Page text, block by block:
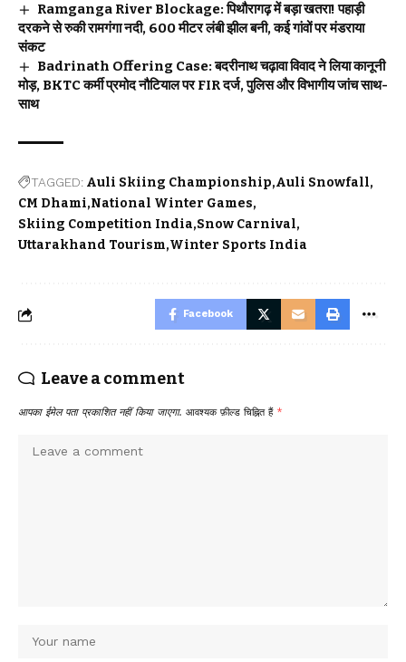
Ramganga River Blockage: पिथौरागढ़ में बड़ा खतरा! पहाड़ी
दरकने से रुकी रामगंगा नदी, 600 मीटर लंबी झील बनी, कई गांवों पर मंडराया
संकट
Badrinath Offering Case: बदरीनाथ चढ़ावा विवाद ने लिया कानूनी
मोड़, BKTC कर्मी प्रमोद नौटियाल पर FIR दर्ज, पुलिस और विभागीय जांच साथ-
साथ
TAGGED: Auli Skiing Championship Auli Snowfall
CM Dhami National Winter Games
Skiing Competition India Snow Carnival
Uttarakhand Tourism Winter Sports India
Facebook
Leave a comment
आपका ईमेल पता प्रकाशित नहीं किया जाएगा. आवश्यक फ़ील्ड चिह्नित हैं *